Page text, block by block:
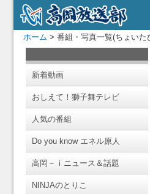
ホーム > 番組・写真一覧(ちょい
新着動画
おしえて！獅子舞テレビ
人気の番組
Do you know エネル原人
高岡－ｉニュース＆話題
NINJAのとりこ